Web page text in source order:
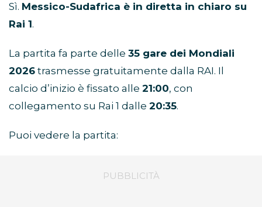
Sì. Messico-Sudafrica è in diretta in chiaro su
Rai 1.
La partita fa parte delle 35 gare dei Mondiali
2026 trasmesse gratuitamente dalla RAI. Il
calcio d’inizio è fissato alle 21:00, con
collegamento su Rai 1 dalle 20:35.
Puoi vedere la partita: